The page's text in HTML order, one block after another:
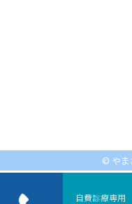
© やま
自費診療専用